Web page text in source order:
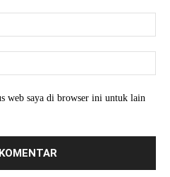
web saya di browser ini untuk lain